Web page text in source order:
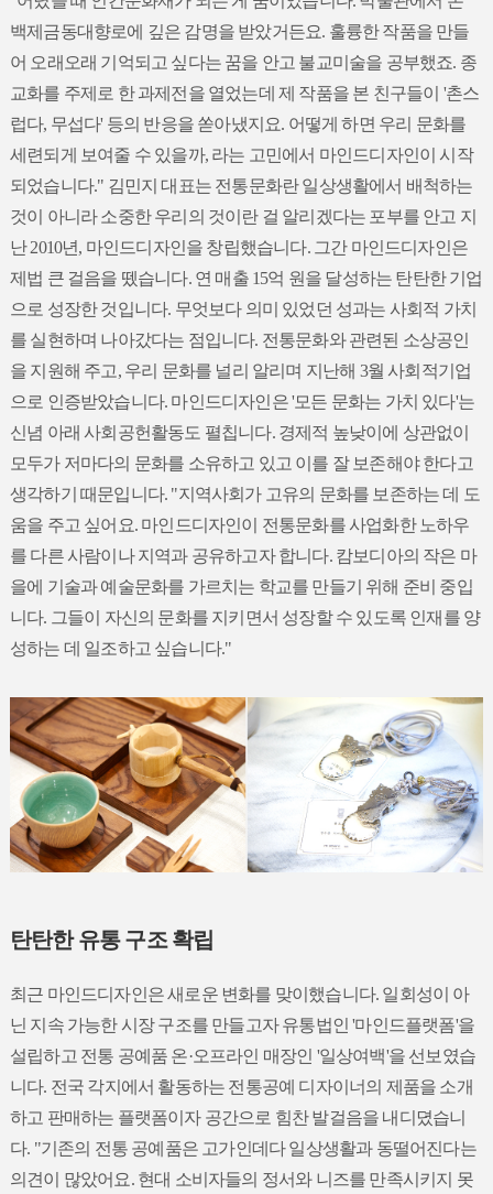
백제금동대향로에 깊은 감명을 받았거든요. 훌륭한 작품을 만들
어 오래오래 기억되고 싶다는 꿈을 안고 불교미술을 공부했죠. 종
교화를 주제로 한 과제전을 열었는데 제 작품을 본 친구들이 '촌스
럽다, 무섭다' 등의 반응을 쏟아냈지요. 어떻게 하면 우리 문화를
세련되게 보여줄 수 있을까, 라는 고민에서 마인드디자인이 시작
되었습니다." 김민지 대표는 전통문화란 일상생활에서 배척하는
것이 아니라 소중한 우리의 것이란 걸 알리겠다는 포부를 안고 지
난 2010년, 마인드디자인을 창립했습니다. 그간 마인드디자인은
제법 큰 걸음을 뗐습니다. 연 매출 15억 원을 달성하는 탄탄한 기업
으로 성장한 것입니다. 무엇보다 의미 있었던 성과는 사회적 가치
를 실현하며 나아갔다는 점입니다. 전통문화와 관련된 소상공인
을 지원해 주고, 우리 문화를 널리 알리며 지난해 3월 사회적기업
으로 인증받았습니다. 마인드디자인은 '모든 문화는 가치 있다'는
신념 아래 사회공헌활동도 펼칩니다. 경제적 높낮이에 상관없이
모두가 저마다의 문화를 소유하고 있고 이를 잘 보존해야 한다고
생각하기 때문입니다. "지역사회가 고유의 문화를 보존하는 데 도
움을 주고 싶어요. 마인드디자인이 전통문화를 사업화한 노하우
를 다른 사람이나 지역과 공유하고자 합니다. 캄보디아의 작은 마
을에 기술과 예술문화를 가르치는 학교를 만들기 위해 준비 중입
니다. 그들이 자신의 문화를 지키면서 성장할 수 있도록 인재를 양
성하는 데 일조하고 싶습니다."
탄탄한 유통 구조 확립
최근 마인드디자인은 새로운 변화를 맞이했습니다. 일회성이 아
닌 지속 가능한 시장 구조를 만들고자 유통법인 '마인드플랫폼'을
설립하고 전통 공예품 온·오프라인 매장인 '일상여백'을 선보였습
니다. 전국 각지에서 활동하는 전통공예 디자이너의 제품을 소개
하고 판매하는 플랫폼이자 공간으로 힘찬 발걸음을 내디뎠습니
다. "기존의 전통 공예품은 고가인데다 일상생활과 동떨어진다는
의견이 많았어요. 현대 소비자들의 정서와 니즈를 만족시키지 못